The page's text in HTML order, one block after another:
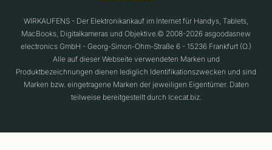
WIRKAUFENS - Der Elektronikankauf im Internet für Handys, Tablets,
MacBooks, Digitalkameras und Objektive.© 2008-2026 asgoodasnew
electronics GmbH - Georg-Simon-Ohm-Straße 6 - 15236 Frankfurt (O.)
Alle auf dieser Webseite verwendeten Marken und
Produktbezeichnungen dienen lediglich Identifikationszwecken und sind
Marken bzw. eingetragene Marken der jeweiligen Eigentümer. Daten
teilweise bereitgestellt durch Icecat.biz.